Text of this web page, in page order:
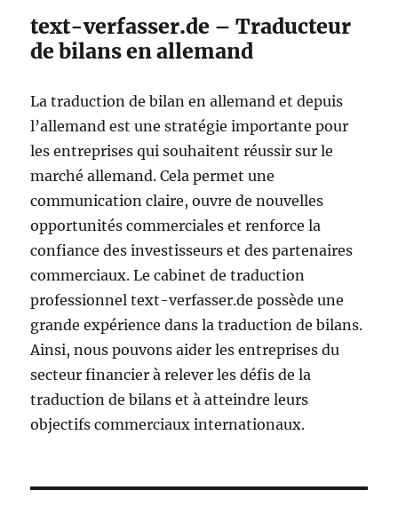
text-verfasser.de – Traducteur
de bilans en allemand
La traduction de bilan en allemand et depuis
l’allemand est une stratégie importante pour
les entreprises qui souhaitent réussir sur le
marché allemand. Cela permet une
communication claire, ouvre de nouvelles
opportunités commerciales et renforce la
confiance des investisseurs et des partenaires
commerciaux. Le cabinet de traduction
professionnel text-verfasser.de possède une
grande expérience dans la traduction de bilans.
Ainsi, nous pouvons aider les entreprises du
secteur financier à relever les défis de la
traduction de bilans et à atteindre leurs
objectifs commerciaux internationaux.